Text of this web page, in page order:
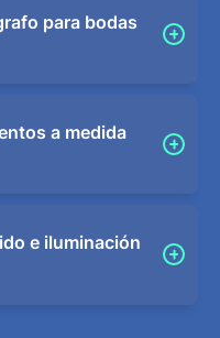
para bodas
a medida
e iluminación